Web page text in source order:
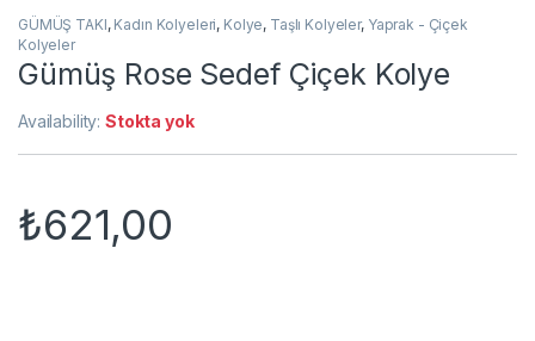
GÜMÜŞ TAKI, Kadın Kolyeleri, Kolye, Taşlı Kolyeler, Yaprak - Çiçek
Kolyeler
Gümüş Rose Sedef Çiçek Kolye
Availability:Stokta yok
₺621,00